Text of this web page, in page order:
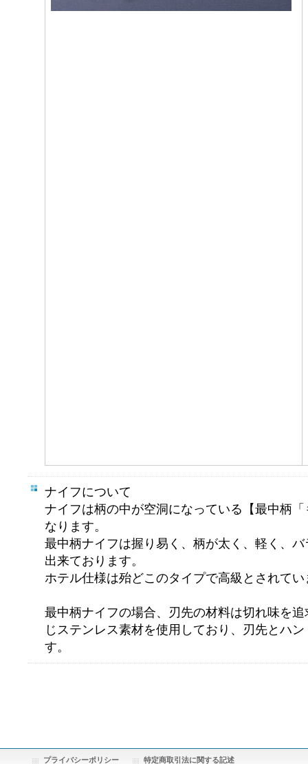
ナイフについて
ナイフは柄の中が空洞になっている【最中柄
なります。
最中柄ナイフは握り易く、柄が太く、軽く、
出来ております。
ホテル仕様は殆どこのタイプで高級とされてい
最中柄ナイフの場合、刃先の材料は切れ味を
じステンレス素材を使用しており、刃先とハ
す。
プライバシーポリシー 特定商取引法に関する記述